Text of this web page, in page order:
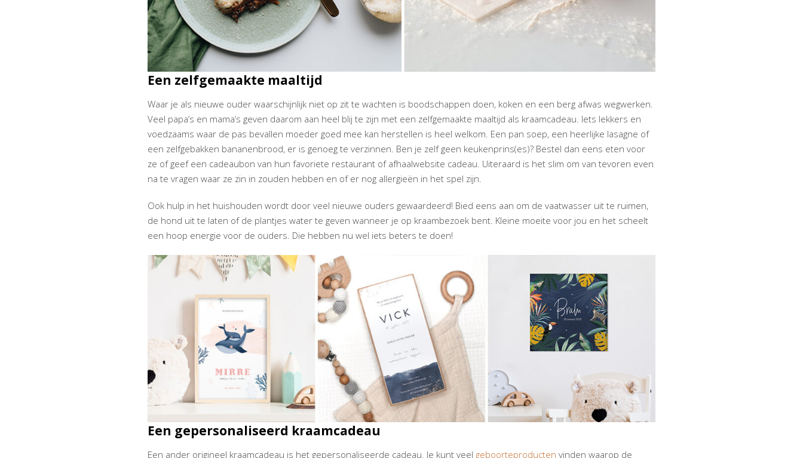
Een zelfgemaakte maaltijd
Waar je als nieuwe ouder waarschijnlijk niet op zit te wachten is boodschappen doen, koken en een berg afwas wegwerken.
Veel papa’s en mama’s geven daarom aan heel blij te zijn met een zelfgemaakte maaltijd als kraamcadeau. Iets lekkers en
voedzaams waar de pas bevallen moeder goed mee kan herstellen is heel welkom. Een pan soep, een heerlijke lasagne of
een zelfgebakken bananenbrood, er is genoeg te verzinnen. Ben je zelf geen keukenprins(es)? Bestel dan eens eten voor
ze of geef een cadeaubon van hun favoriete restaurant of afhaalwebsite cadeau. Uiteraard is het slim om van tevoren even
na te vragen waar ze zin in zouden hebben en of er nog allergieën in het spel zijn.
Ook hulp in het huishouden wordt door veel nieuwe ouders gewaardeerd! Bied eens aan om de vaatwasser uit te ruimen,
de hond uit te laten of de plantjes water te geven wanneer je op kraambezoek bent. Kleine moeite voor jou en het scheelt
een hoop energie voor de ouders. Die hebben nu wel iets beters te doen!
Een gepersonaliseerd kraamcadeau
Een ander origineel kraamcadeau is het gepersonaliseerde cadeau. Je kunt veel geboorteproducten vinden waarop de